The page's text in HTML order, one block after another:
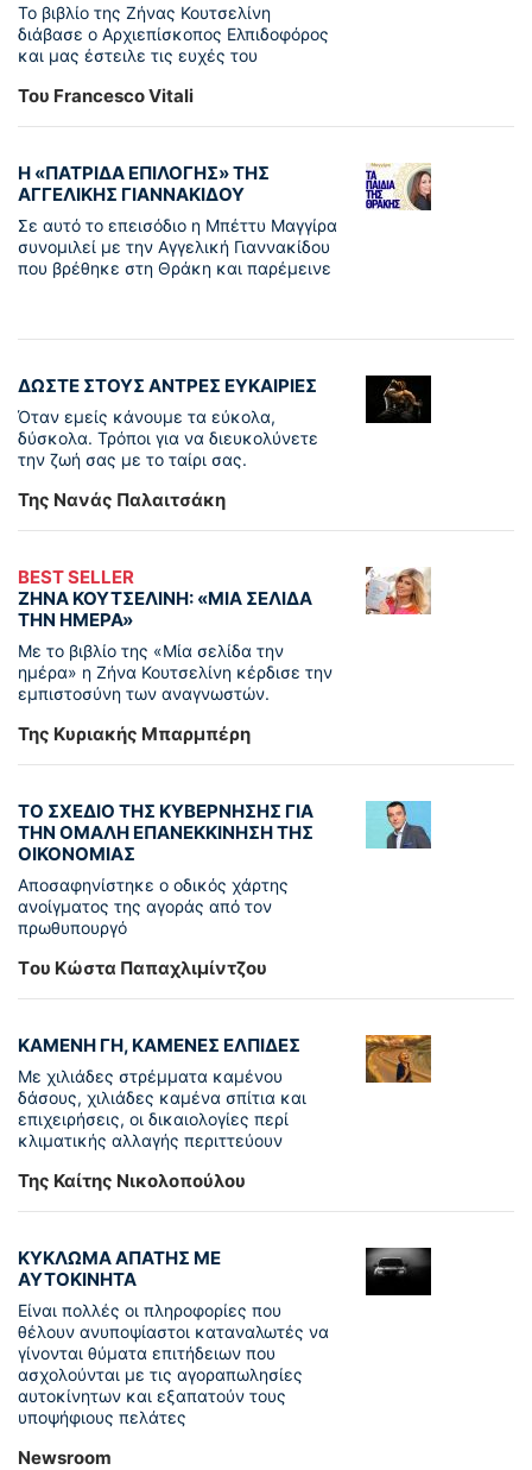
Το βιβλίο της Ζήνας Κουτσελίνη
διάβασε ο Αρχιεπίσκοπος Ελπιδοφόρος
και μας έστειλε τις ευχές του
Του Francesco Vitali
Η «ΠΑΤΡΊΔΑ ΕΠΙΛΟΓΉΣ» ΤΗΣ
ΑΓΓΕΛΙΚΉΣ ΓΙΑΝΝΑΚΊΔΟΥ
Σε αυτό το επεισόδιο η Μπέττυ Μαγγίρα
συνομιλεί με την Αγγελική Γιαννακίδου
που βρέθηκε στη Θράκη και παρέμεινε
ΔΩΣΤΕ ΣΤΟΥΣ ΑΝΤΡΕΣ ΕΥΚΑΙΡΙΕΣ
Όταν εμείς κάνουμε τα εύκολα,
δύσκολα. Τρόποι για να διευκολύνετε
την ζωή σας με το ταίρι σας.
Της Νανάς Παλαιτσάκη
BEST SELLER
ΖΗΝΑ ΚΟΥΤΣΕΛΙΝΗ: «ΜΙΑ ΣΕΛΙΔΑ
ΤΗΝ ΗΜΕΡΑ»
Με το βιβλίο της «Μία σελίδα την
ημέρα» η Ζήνα Κουτσελίνη κέρδισε την
εμπιστοσύνη των αναγνωστών.
Της Κυριακής Μπαρμπέρη
ΤΟ ΣΧΕΔΙΟ ΤΗΣ ΚΥΒΕΡΝΗΣΗΣ ΓΙΑ
ΤΗΝ ΟΜΑΛΗ ΕΠΑΝΕΚΚΙΝΗΣΗ ΤΗΣ
ΟΙΚΟΝΟΜΙΑΣ
Αποσαφηνίστηκε ο οδικός χάρτης
ανοίγματος της αγοράς από τον
πρωθυπουργό
Tου Κώστα Παπαχλιμίντζου
ΚΑΜΕΝΗ ΓΗ, ΚΑΜΕΝΕΣ ΕΛΠΙΔΕΣ
Με χιλιάδες στρέμματα καμένου
δάσους, χιλιάδες καμένα σπίτια και
επιχειρήσεις, οι δικαιολογίες περί
κλιματικής αλλαγής περιττεύουν
Της Καίτης Νικολοπούλου
ΚΥΚΛΩΜΑ ΑΠΑΤΗΣ ΜΕ
ΑΥΤΟΚΙΝΗΤΑ
Είναι πολλές οι πληροφορίες που
θέλουν ανυποψίαστοι καταναλωτές να
γίνονται θύματα επιτήδειων που
ασχολούνται με τις αγοραπωλησίες
αυτοκίνητων και εξαπατούν τους
υποψήφιους πελάτες
Newsroom